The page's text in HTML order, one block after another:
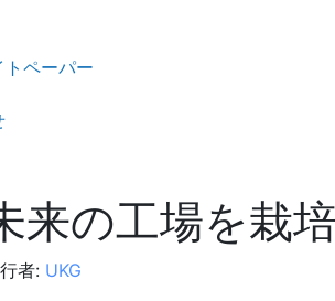
ペーパー
来の工場を栽
者: UKG